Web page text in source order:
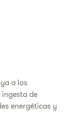
a los
de
energéticas y